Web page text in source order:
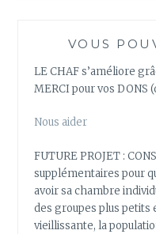
VOUS
LE CHAF s’améliore
MERCI pour vos DONS
Nous aider
FUTURE PROJET :
supplémentaires pour
avoir sa chambre
des groupes plus petits
vieillissante, la